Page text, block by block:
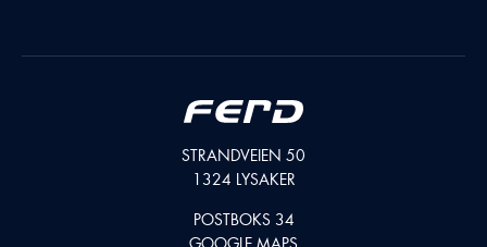
STRANDVEIEN 50
1324 LYSAKER
POSTBOKS 34